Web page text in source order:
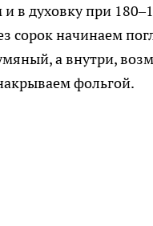
в духовку при
сорок начинаем
а внутри,
фольгой.